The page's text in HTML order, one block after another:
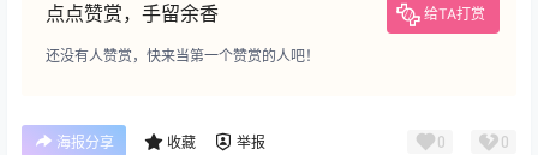
点点赞赏，手留余香 给TA打赏
还没有人赞赏，快来当第一个赞赏的人吧！
海报分享 收藏 举报 0 0